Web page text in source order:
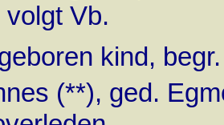
Vb.
kind,
(**), ged.